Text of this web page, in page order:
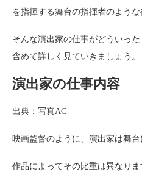
を指揮する舞台の指揮者のような
そんな演出家の仕事がどういっ
含めて詳しく見ていきましょう。
演出家の仕事内容
出典：写真AC
映画監督のように、演出家は舞台
作品によってその比重は異なりま